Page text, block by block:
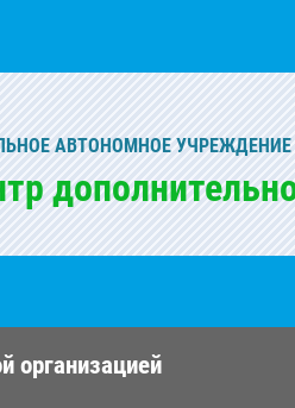
АВТОНОМНОЕ
организацией